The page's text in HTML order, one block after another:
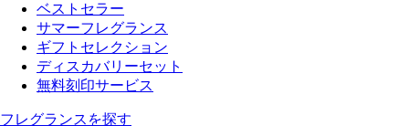
ベストセラー
サマーフレグランス
ギフトセレクション
ディスカバリーセット
無料刻印サービス
フレグランスを探す